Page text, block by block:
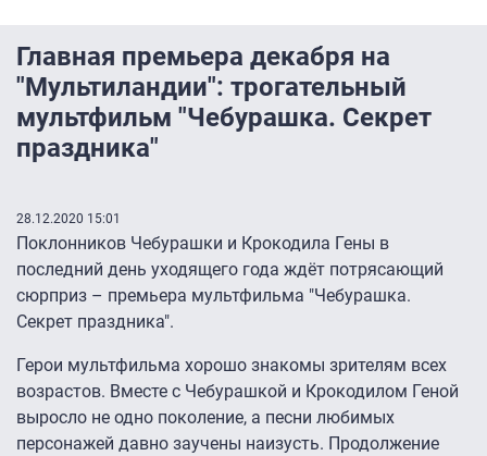
Главная премьера декабря на
"Мультиландии": трогательный
мультфильм "Чебурашка. Секрет
праздника"
28.12.2020 15:01
Поклонников Чебурашки и Крокодила Гены в
последний день уходящего года ждёт потрясающий
сюрприз – премьера мультфильма "Чебурашка.
Секрет праздника".
Герои мультфильма хорошо знакомы зрителям всех
возрастов. Вместе с Чебурашкой и Крокодилом Геной
выросло не одно поколение, а песни любимых
персонажей давно заучены наизусть. Продолжение